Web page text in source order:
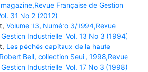
Française de Gestion
31 No 2 (2012)
Volume 13, Numéro 3/1994,Revue
Industrielle: Vol. 13 No 3 (1994)
Les péchés capitaux de la haute
Bell, collection Seuil, 1998,Revue
Industrielle: Vol. 17 No 3 (1998)